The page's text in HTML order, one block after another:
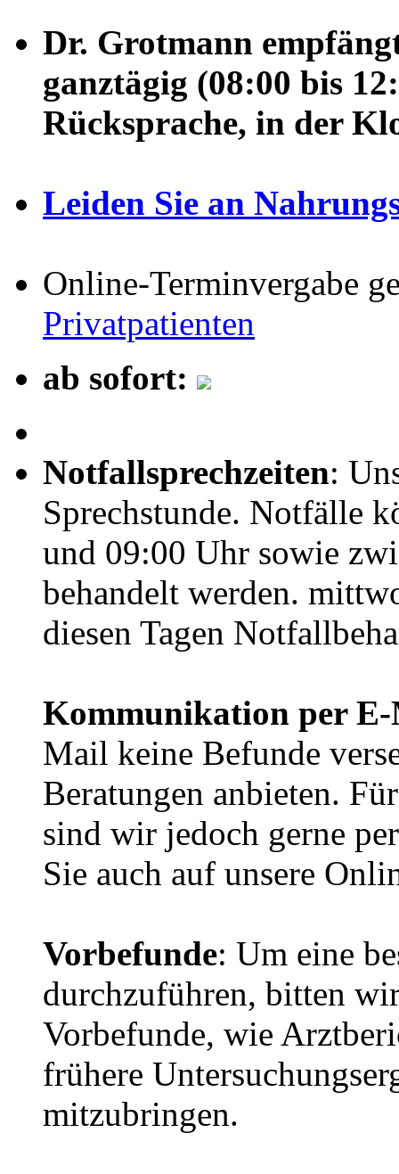
Dr. Grotmann
ganztägig (08:00 bis
Rücksprache, in der
Leiden Sie an
Online-Terminvergabe
Privatpatienten
ab sofort:
Notfallsprechzeiten:
Sprechstunde. Notfälle
und 09:00 Uhr sowie
behandelt werden.
diesen Tagen
Kommunikation per
Mail keine Befunde
Beratungen anbieten.
sind wir jedoch gerne
Sie auch auf unsere
Vorbefunde: Um eine
durchzuführen, bitten
Vorbefunde, wie
frühere
mitzubringen.